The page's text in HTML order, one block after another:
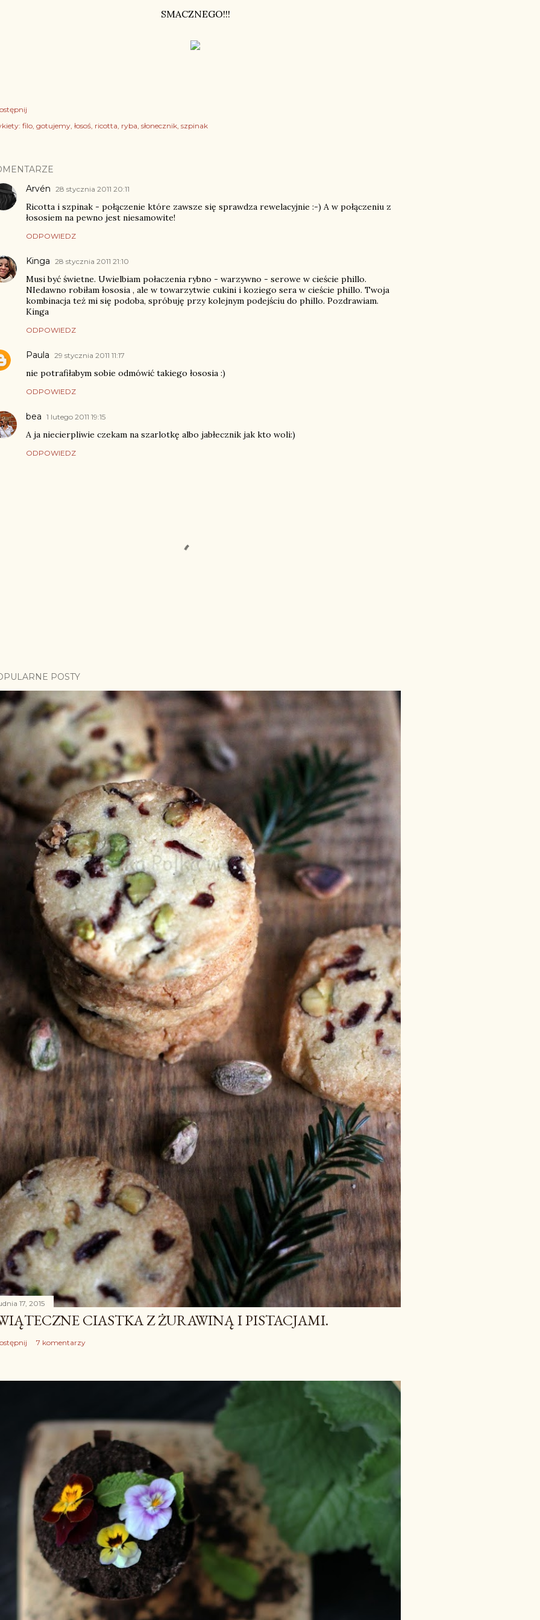
SMACZNEGO!!!
filo gotujemy łosoś ricotta ryba słonecznik szpinak
Arvén 28 stycznia 2011 20:11
Ricotta i szpinak - połączenie które zawsze się sprawdza rewelacyjnie :-) A w połączeniu z
łososiem na pewno jest niesamowite!
ODPOWIEDZ
Kinga 28 stycznia 2011 21:10
Musi być świetne. Uwielbiam połaczenia rybno - warzywno - serowe w cieście phillo.
NIedawno robiłam łososia , ale w towarzytwie cukini i koziego sera w cieście phillo. Twoja
kombinacja też mi się podoba, spróbuję przy kolejnym podejściu do phillo. Pozdrawiam.
Kinga
ODPOWIEDZ
Paula 29 stycznia 2011 11:17
nie potrafiłabym sobie odmówić takiego łososia :)
ODPOWIEDZ
bea 1 lutego 2011 19:15
A ja niecierpliwie czekam na szarlotkę albo jabłecznik jak kto woli:)
ODPOWIEDZ
POSTY
17, 2015
CIASTKA Z ŻURAWINĄ I PISTACJAMI.
7 komentarzy